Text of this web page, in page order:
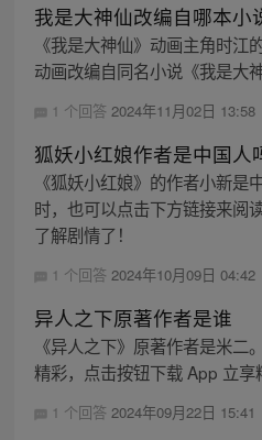
我是大神仙改编自哪本小
《我是大神仙》动画主角时江
动画改编自同名小说《我是大神
1 个回答 2024年11月02日 13:58
狐妖小红娘作者是中国人
《狐妖小红娘》的作者小新是
时，也可以点击下方链接来阅
了解剧情了！
1 个回答 2024年10月09日 04:42
异人之下原著作者是谁
《异人之下》原著作者是米二
精彩，点击按钮下载 App 立享
1 个回答 2024年09月22日 15:41